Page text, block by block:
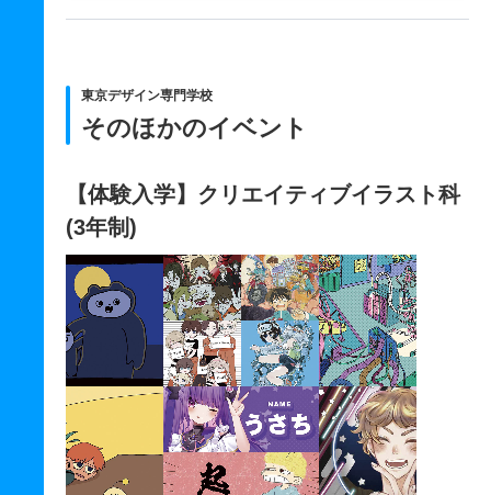
東京デザイン専門学校
そのほかのイベント
【体験入学】クリエイティブイラスト科
(3年制)